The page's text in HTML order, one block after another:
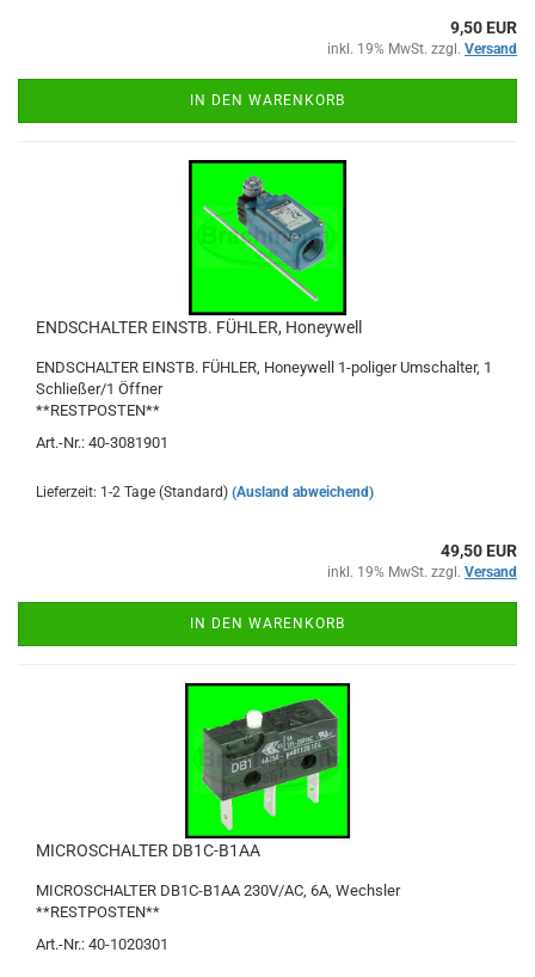
9,50 EUR
inkl. 19% MwSt. zzgl. Versand
IN DEN WARENKORB
ENDSCHALTER EINSTB. FÜHLER, Honeywell
ENDSCHALTER EINSTB. FÜHLER, Honeywell 1-poliger Umschalter, 1
Schließer/1 Öffner
**RESTPOSTEN**
Art.-Nr.: 40-3081901
Lieferzeit: 1-2 Tage (Standard) (Ausland abweichend)
49,50 EUR
inkl. 19% MwSt. zzgl. Versand
IN DEN WARENKORB
MICROSCHALTER DB1C-B1AA
MICROSCHALTER DB1C-B1AA 230V/AC, 6A, Wechsler
**RESTPOSTEN**
Art.-Nr.: 40-1020301